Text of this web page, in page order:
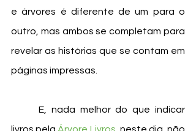
e árvores é diferente de um para o
outro, mas ambos se completam para
revelar as histórias que se contam em
páginas impressas.
livros pela Árvore Livros , neste dia, não